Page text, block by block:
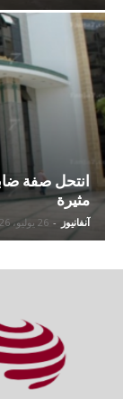
انتحل صفة
مثيرة
آنفانيوز - 26 يوليو، 2026